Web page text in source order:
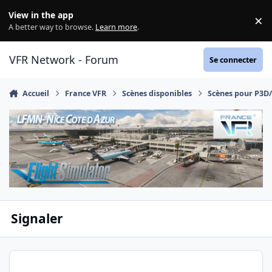
View in the app
A better way to browse. Learn more. ×
VFR Network - Forum Se connecter
Accueil France VFR Scènes disponibles Scènes pour
Signaler